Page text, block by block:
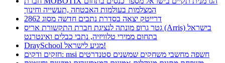
המצלמות בעולמות האבטחה ,תעשייה וחינוך
דרייטק יצאה בסדרת נתבים חדשה מסוג 2862
גטר גרופ מונתה לנציגת חברת התקשורת אריס (Arris) בישראל
בתחום ממירי טלוויזיה, נתבי כבלים ואינטרנט
DraySchool מגיע לישראל!
חזקים ודקים: msi חשפה מחשבי משחקים שמשנים סטנדרטים